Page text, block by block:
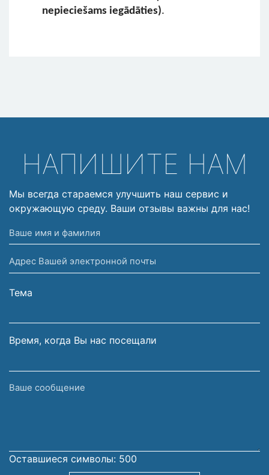
nepieciešams iegādāties).
НАПИШИТЕ НАМ
Мы всегда стараемся улучшить наш сервис и
окружающую среду. Ваши отзывы важны для нас!
Ваше
имя
и
фамилия
Адрес
Вашей
электронной
Тема
Время, когда Вы нас посещали
Ваше
Оставшиеся символы: 500